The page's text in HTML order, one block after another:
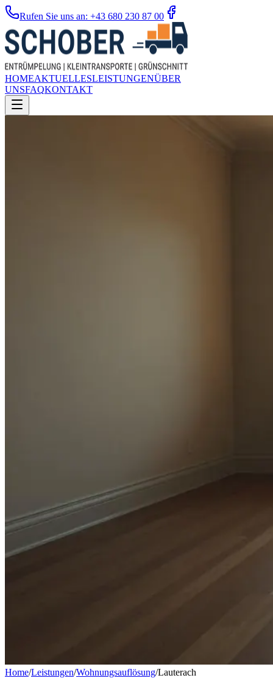
Rufen Sie uns an: +43 680 230 87 00
HOMEAKTUELLESLEISTUNGENÜBER
UNSFAQKONTAKT
Home/Leistungen/Wohnungsauflösung/Lauterach